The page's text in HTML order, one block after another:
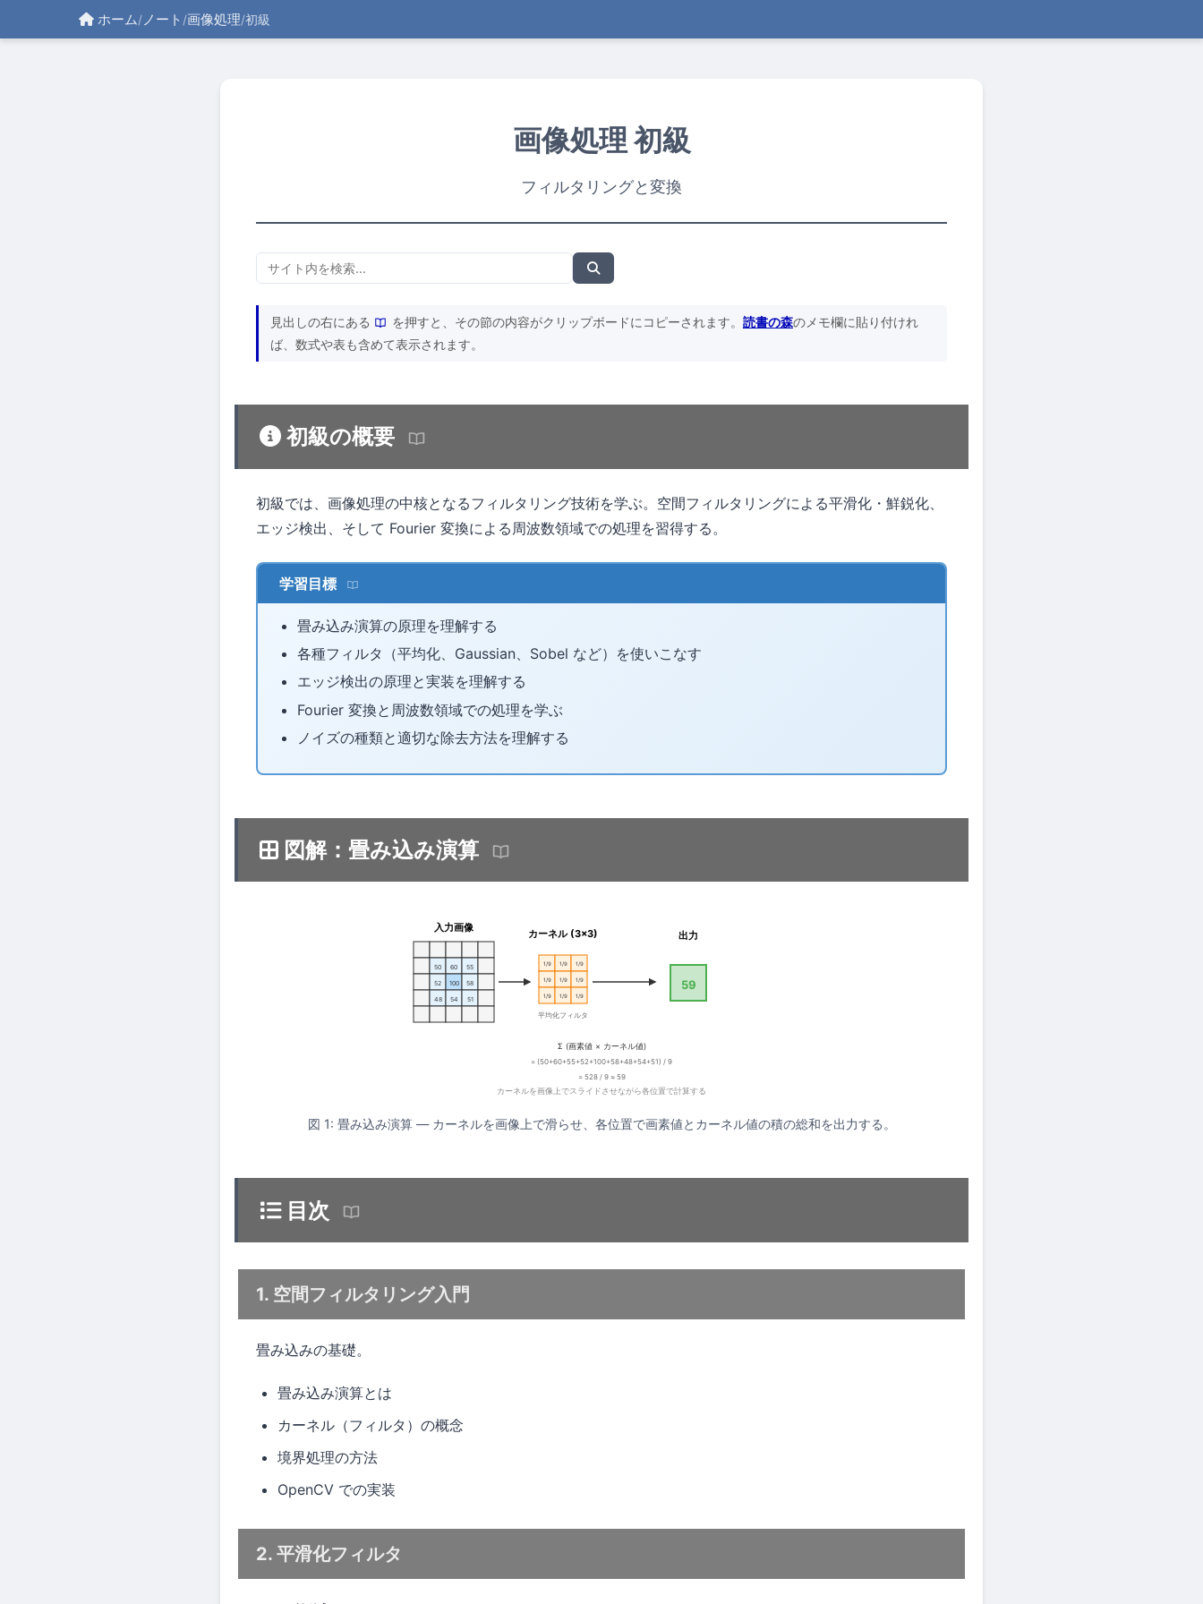
ホーム/ノート /画像処理/初級
画像処理 初級
フィルタリングと変換
見出しの右にある を押すと、その節の内容がクリップボードにコピーされます。 読書の森のメモ欄に貼り付けれ
ば、数式や表も含めて表示されます。
初級の概要
初級では、画像処理の中核となるフィルタリング技術を学ぶ。空間フィルタリングによる平滑化・鮮鋭化、
エッジ検出、そして Fourier 変換による周波数領域での処理を習得する。
学習目標
畳み込み演算の原理を理解する
各種フィルタ（平均化、Gaussian、Sobel など）を使いこなす
エッジ検出の原理と実装を理解する
Fourier 変換と周波数領域での処理を学ぶ
ノイズの種類と適切な除去方法を理解する
図解：畳み込み演算
入力画像
50 60
55
52
100
58
48
54 51
カーネル (3×3)
1/9 1/9 1/9
1/9 1/9 1/9
1/9 1/9 1/9
平均化フィルタ
出力
59
Σ (画素値 × カーネル値)
= (50+60+55+52+100+58+48+54+51) / 9
= 528 / 9 ≈ 59
カーネルを画像上でスライドさせながら各位置で計算する
図 1: 畳み込み演算 — カーネルを画像上で滑らせ、各位置で画素値とカーネル値の積の総和を出力する。
目次
1. 空間フィルタリング入門
畳み込みの基礎。
畳み込み演算とは
カーネル（フィルタ）の概念
境界処理の方法
OpenCV での実装
2. 平滑化フィルタ